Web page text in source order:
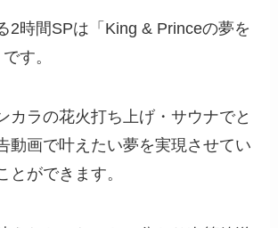
2時間SPは「King & Princeの夢を
す。
カラの花火打ち上げ・サウナでと
動画で叶えたい夢を実現させてい
とができます。